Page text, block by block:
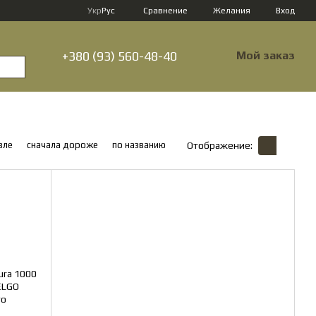
УкрРус Сравнение Желания Вход
+380 (93) 560-48-40 Мой заказ
сначала дороже по названию Отображение: